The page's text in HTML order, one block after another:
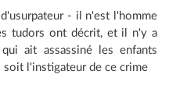
- il n'est l'homme
tudors ont décrit, et il n'y a
ait assassiné les enfants
soit l'instigateur de ce crime